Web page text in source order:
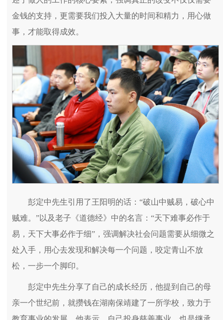
金钱的支持，更需要我们投入大量的时间和精力，用心做
事，才能取得成效。
彭定中先生引用了王阳明的话：“破山中贼易，破心中
贼难。”以及老子《道德经》中的名言：“天下难事必作于
易，天下大事必作于细”，强调解决社会问题需要从细微之
处入手，用心去发现和解决每一个问题，咬定青山不放
松，一步一个脚印。
彭定中先生分享了自己的成长经历，他提到自己的母
亲一个世纪前，就攒钱在湖南保靖建了一所学校，致力于